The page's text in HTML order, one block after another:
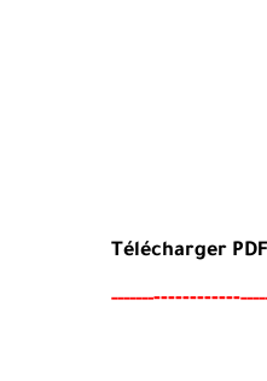
Télécharger
-------------------